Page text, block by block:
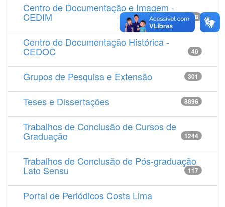
Centro de Documentação e Imagem -
CEDIM 14538
Centro de Documentação Histórica -
CEDOC 40
Grupos de Pesquisa e Extensão 301
Teses e Dissertações 8896
Trabalhos de Conclusão de Cursos de
Graduação 1244
Trabalhos de Conclusão de Pós-graduação
Lato Sensu 117
Portal de Periódicos Costa Lima